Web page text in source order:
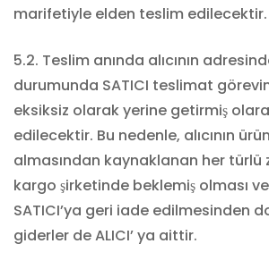
marifetiyle elden teslim edilecektir.
5.2. Teslim anında alıcının
durumunda SATICI teslimat
eksiksiz olarak yerine getirmiş
edilecektir. Bu nedenle, alıcının
almasından kaynaklanan her türlü
kargo şirketinde beklemiş olması
SATICI’ya geri iade edilmesinden
giderler de ALICI’ ya aittir.